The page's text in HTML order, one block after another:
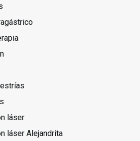
láser
láser Alejandrita